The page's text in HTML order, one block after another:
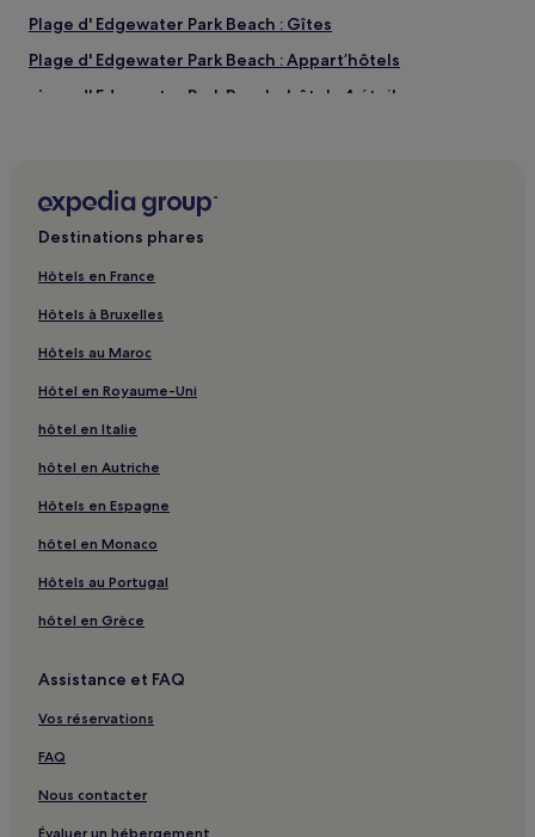
Plage d' Edgewater Park Beach : Gîtes
Plage d' Edgewater Park Beach : Appart’hôtels
Plage d' Edgewater Park Beach : hôtels 4 étoiles
Cathédrale Saint-Jean-l'Évangéliste : hôtels à proximité
proximité
Dunham Tavern Museum : hôtels à proximité
The Corner Alley : hôtels à proximité
Immeuble Huntington Bank Building : hôtels à proximité
Plage de Perkins Beach : hôtels à proximité
Newburgh Heights : hôtels
Moreland Hills : hôtels
Cleveland : hôtels Hôtels avec petit-déjeuner gratuit
Cleveland : Gîtes
Cleveland : Appart’hôtels
Destinations phares
Hôtels en France
Hôtels à Bruxelles
Hôtels au Maroc
Hôtel en Royaume-Uni
hôtel en Italie
hôtel en Autriche
Hôtels en Espagne
hôtel en Monaco
Hôtels au Portugal
hôtel en Grèce
Assistance et FAQ
Vos réservations
FAQ
Nous contacter
Évaluer un hébergement